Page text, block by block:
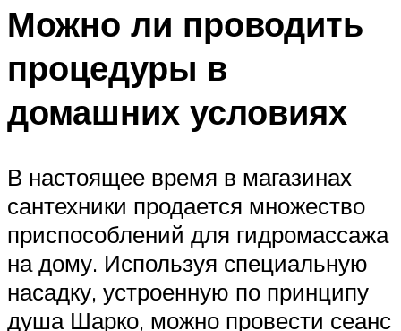
Можно ли проводить
процедуры в
домашних условиях
В настоящее время в магазинах
сантехники продается множество
приспособлений для гидромассажа
на дому. Используя специальную
насадку, устроенную по принципу
душа Шарко, можно провести сеанс